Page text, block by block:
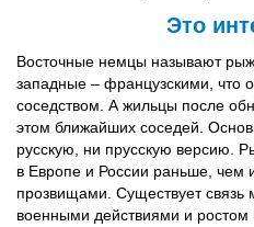
Это
Восточные немцы называют
западные – французскими, что
соседством. А жильцы после
этом ближайших соседей.
русскую, ни прусскую версию.
в Европе и России раньше, чем
прозвищами. Существует
военными действиями и ростом